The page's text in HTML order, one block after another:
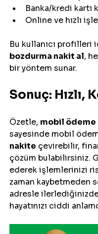
Banka/kredi kartı
Online ve hızlı
Bu kullanıcı profilleri
bozdurma nakit al,
bir yöntem sunar.
Sonuç: Hızlı,
Özetle, mobil ödeme
sayesinde mobil
nakite çevirebilir,
çözüm bulabilirsiniz.
ederek işlemlerinizi
zaman kaybetmeden
adresle
hayatınızı ciddi